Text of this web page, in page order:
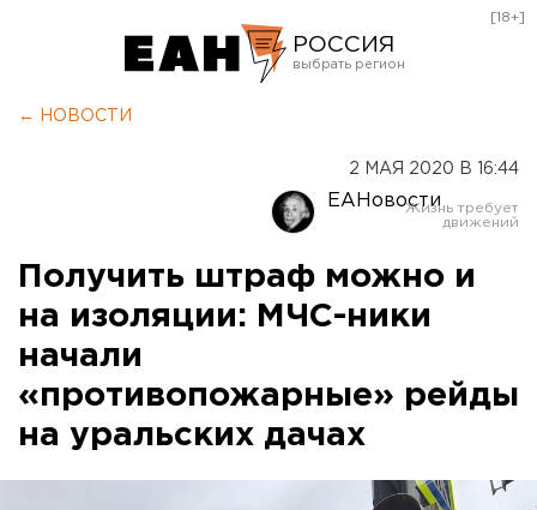
РОССИЯ
Оренбург
[18+]
← НОВОСТИ
2 МАЯ 2020 В 16:44
ЕАНовости
Получить штраф можно и
на изоляции: МЧС-ники
начали
«противопожарные» рейды
на уральских дачах